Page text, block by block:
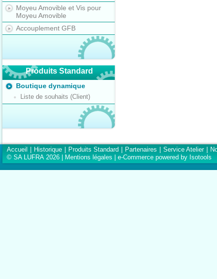
Moyeu Amovible et Vis pour
Moyeu Amovible
Accouplement GFB
Produits Standard
Boutique dynamique
Liste de souhaits (Client)
Accueil Historique Produits Standard Partenaires Service Atelier
© SA LUFRA 2026 |
Mentions légales e-Commerce powered by Isotools